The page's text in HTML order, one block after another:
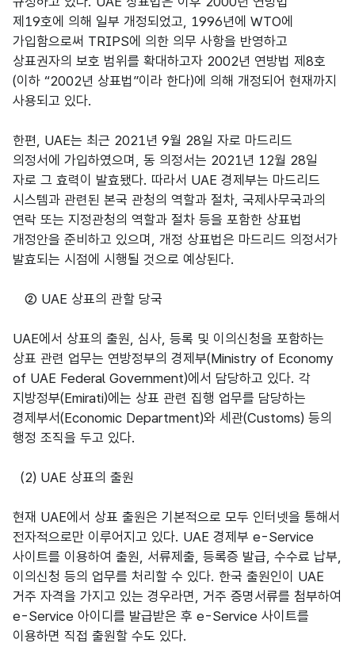
제19호에 의해 일부 개정되었고, 1996년에 WTO에
가입함으로써 TRIPS에 의한 의무 사항을 반영하고
상표권자의 보호 범위를 확대하고자 2002년 연방법 제8호
(이하 “2002년 상표법”이라 한다)에 의해 개정되어 현재까지
사용되고 있다.
한편, UAE는 최근 2021년 9월 28일 자로 마드리드
의정서에 가입하였으며, 동 의정서는 2021년 12월 28일
자로 그 효력이 발효됐다. 따라서 UAE 경제부는 마드리드
시스템과 관련된 본국 관청의 역할과 절차, 국제사무국과의
연락 또는 지정관청의 역할과 절차 등을 포함한 상표법
개정안을 준비하고 있으며, 개정 상표법은 마드리드 의정서가
발효되는 시점에 시행될 것으로 예상된다.
② UAE 상표의 관할 당국
UAE에서 상표의 출원, 심사, 등록 및 이의신청을 포함하는
상표 관련 업무는 연방정부의 경제부(Ministry of Economy
of UAE Federal Government)에서 담당하고 있다. 각
지방정부(Emirati)에는 상표 관련 집행 업무를 담당하는
경제부서(Economic Department)와 세관(Customs) 등의
행정 조직을 두고 있다.
(2) UAE 상표의 출원
현재 UAE에서 상표 출원은 기본적으로 모두 인터넷을 통해서
전자적으로만 이루어지고 있다. UAE 경제부 e-Service
사이트를 이용하여 출원, 서류제출, 등록증 발급, 수수료 납부,
이의신청 등의 업무를 처리할 수 있다. 한국 출원인이 UAE
거주 자격을 가지고 있는 경우라면, 거주 증명서류를 첨부하여
e-Service 아이디를 발급받은 후 e-Service 사이트를
이용하면 직접 출원할 수도 있다.